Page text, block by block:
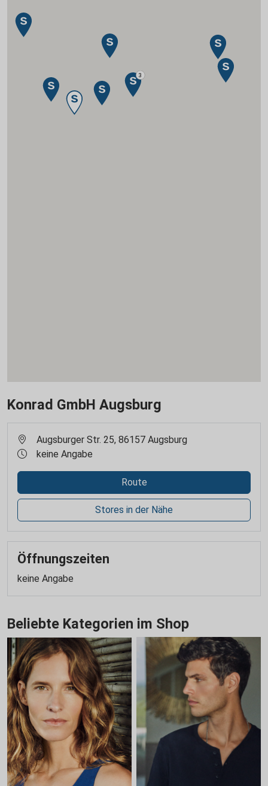
Konrad GmbH Augsburg
Augsburger Str. 25, 86157 Augsburg
keine Angabe
Route
Stores in der Nähe
Öffnungszeiten
keine Angabe
Beliebte Kategorien im Shop